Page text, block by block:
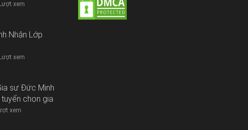
xem
Nhận Lớp
xem
sư Đức Minh
chọn gia
gian lận thi cử
xem